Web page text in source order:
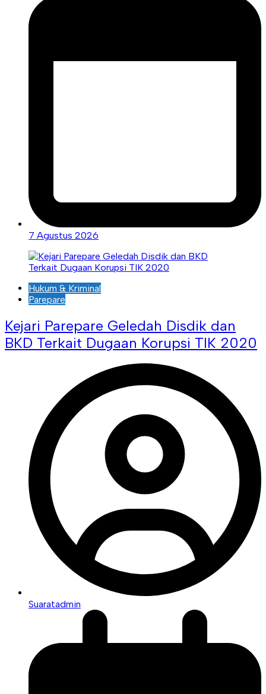
7 Agustus 2026
Hukum & Kriminal
Parepare
Kejari Parepare Geledah Disdik dan
BKD Terkait Dugaan Korupsi TIK 2020
Suaratadmin